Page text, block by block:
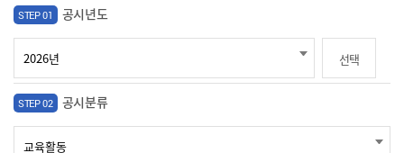
STEP 01 공시년도
선택
STEP 02 공시분류